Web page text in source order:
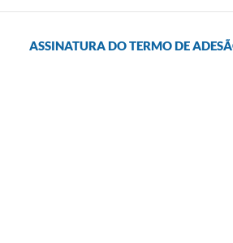
ASSINATURA DO TERMO DE